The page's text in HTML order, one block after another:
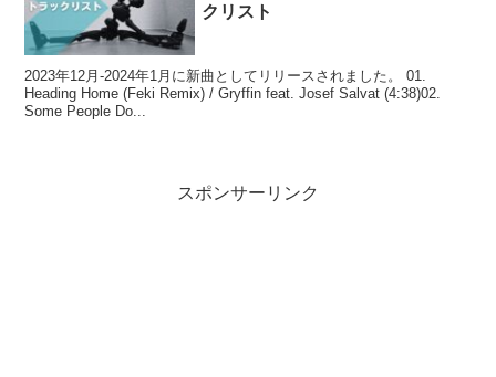
クリスト
2023年12月-2024年1月に新曲としてリリースされました。 01.
Heading Home (Feki Remix) / Gryffin feat. Josef Salvat (4:38)02.
Some People Do...
スポンサーリンク